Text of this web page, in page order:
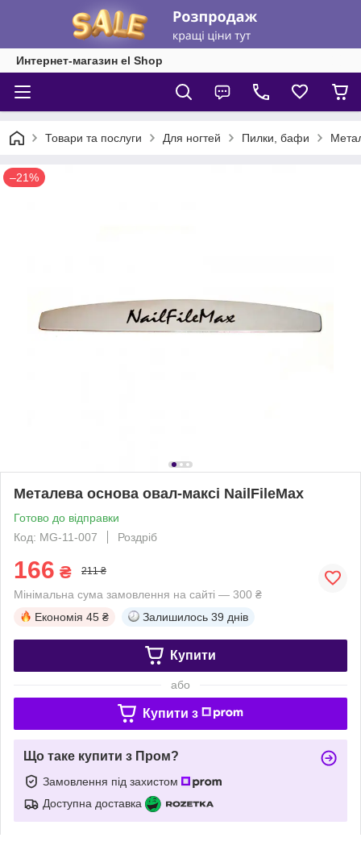
Интернет-магазин el Shop
Товари та послуги Для ногтей Пилки, бафи
–21%
Металева основа овал-максі NailFileMax
Готово до відправки
Код: MG-11-007
Роздріб
166 ₴ 211 ₴
Мінімальна сума замовлення на сайті — 300 ₴
Економія 45 ₴ Залишилось 39 днів
Купити
або
Купити з
Що таке купити з Пром?
Замовлення під захистом
Доступна доставка